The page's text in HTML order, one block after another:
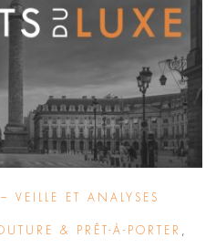
VEILLE ET ANALYSES
& PRÊT-À-PORTER